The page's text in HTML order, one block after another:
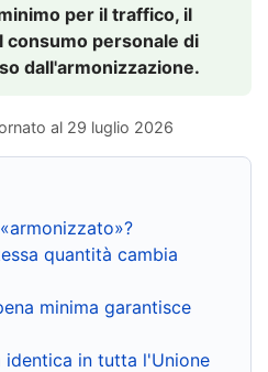
per il traffico, il
consumo personale di
dall'armonizzazione.
al 29 luglio 2026
quantità cambia
minima garantisce
identica in tutta l'Unione